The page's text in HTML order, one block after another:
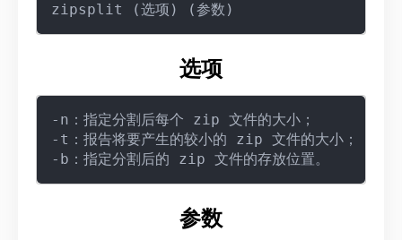
选项
-n：指定分割后每个 zip 文件的大小；
-t：报告将要产生的较小的 zip 文件的大小；
参数